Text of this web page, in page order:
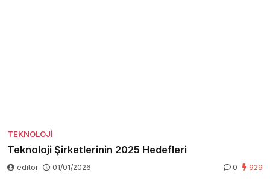
TEKNOLOJI
Teknoloji Şirketlerinin 2025 Hedefleri
editor 01/01/2026 0 929